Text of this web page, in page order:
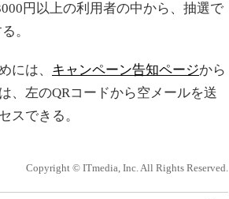
円以上の利用者の中から、抽選で
。
には、 キャンペーン告知ページから
、左のQRコードから空メールを送
スできる。
Copyright © ITmedia, Inc. All Rights Reserved.